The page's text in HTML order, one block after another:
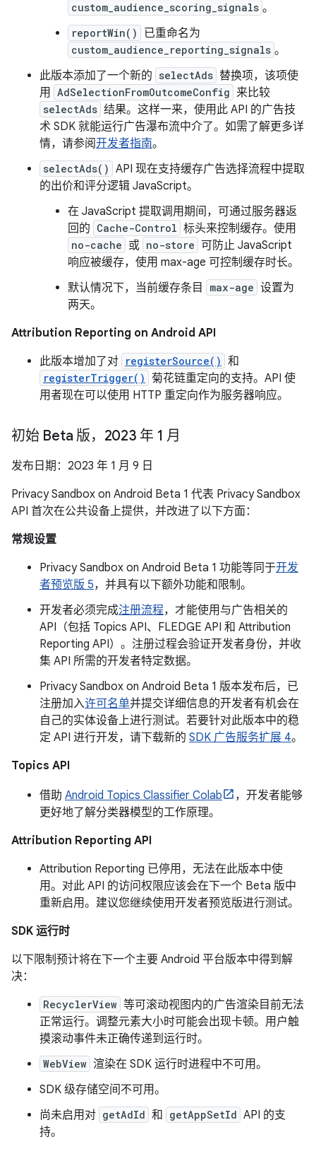
custom_audience_scoring_signals 。
reportWin() 已重命名为
custom_audience_reporting_signals 。
此版本添加了一个新的 selectAds 替换项，该项使
用
AdSelectionFromOutcomeConfig 来比较
selectAds 结果。这样一来，使用此 API 的广告技
术 SDK 就能运行广告瀑布流中介了。如需了解更多详
情，请参阅开发者指南。
selectAds() API 现在支持缓存广告选择流程中提取
的出价和评分逻辑 JavaScript。
在 JavaScript 提取调用期间，可通过服务器返
回的 Cache-Control 标头来控制缓存。使用
no-cache 或 no-store 可防止 JavaScript
响应被缓存，使用 max-age 可控制缓存时长。
默认情况下，当前缓存条目
max-age 设置为
两天。
Attribution Reporting on Android API
此版本增加了对 registerSource() 和
registerTrigger() 菊花链重定向的支持。API 使
用者现在可以使用 HTTP 重定向作为服务器响应。
初始 Beta 版，2023 年 1 月
发布日期：2023 年 1 月 9 日
Privacy Sandbox on Android Beta 1 代表 Privacy Sandbox
API 首次在公共设备上提供，并改进了以下方面：
常规设置
Privacy Sandbox on Android Beta 1 功能等同于开发
者预览版 5，并具有以下额外功能和限制。
开发者必须完成注册流程，才能使用与广告相关的
API（包括 Topics API、FLEDGE API 和 Attribution
Reporting API）。注册过程会验证开发者身份，并收
集 API 所需的开发者特定数据。
Privacy Sandbox on Android Beta 1 版本发布后，已
注册加入许可名单并提交详细信息的开发者有机会在
自己的实体设备上进行测试。若要针对此版本中的稳
定 API 进行开发，请下载新的 SDK 广告服务扩展 4。
Topics API
借助 Android Topics Classifier Colab
，开发者能够
更好地了解分类器模型的工作原理。
Attribution Reporting API
Attribution Reporting 已停用，无法在此版本中使
用。对此 API 的访问权限应该会在下一个 Beta 版中
重新启用。建议您继续使用开发者预览版进行测试。
SDK 运行时
以下限制预计将在下一个主要 Android 平台版本中得到解
决：
RecyclerView 等可滚动视图内的广告渲染目前无法
正常运行。调整元素大小时可能会出现卡顿。用户触
摸滚动事件未正确传递到运行时。
WebView 渲染在 SDK 运行时进程中不可用。
SDK 级存储空间不可用。
尚未启用对 getAdId 和 getAppSetId API 的支
持。